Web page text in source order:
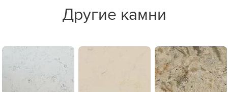
Другие камни